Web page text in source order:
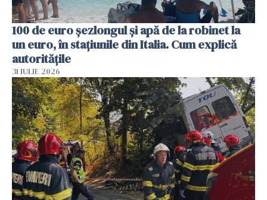
100 de euro șezlongul și apă de la robinet la
un euro, în stațiunile din Italia. Cum explică
autoritățile
31 IULIE 2026